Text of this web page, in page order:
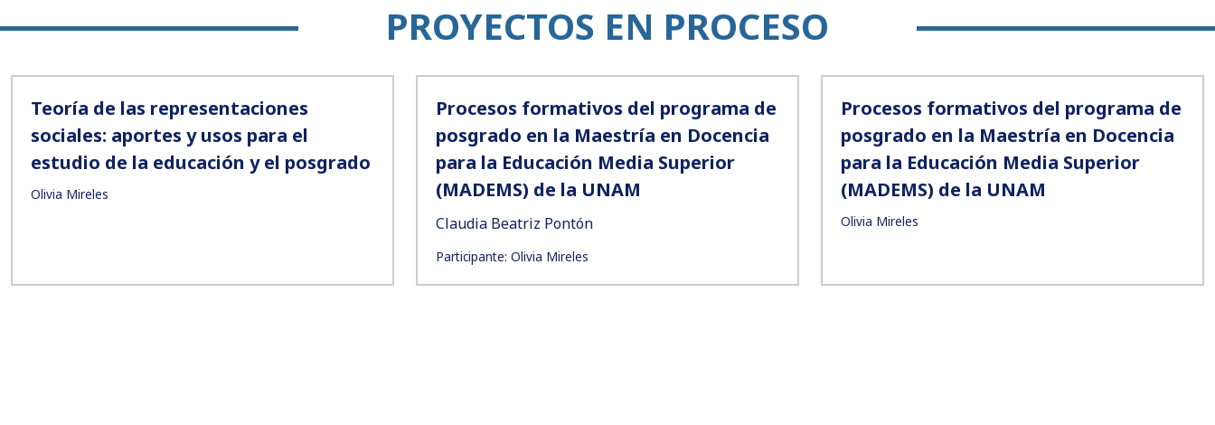
PROYECTOS EN PROCESO
Teoría de las representaciones
sociales: aportes y usos para el
estudio de la educación y el posgrado
Olivia Mireles
Procesos formativos del programa de
posgrado en la Maestría en Docencia
para la Educación Media Superior
(MADEMS) de la UNAM
Claudia Beatriz Pontón
Participante: Olivia Mireles
Procesos formativos del programa de
posgrado en la Maestría en Docencia
para la Educación Media Superior
(MADEMS) de la UNAM
Olivia Mireles